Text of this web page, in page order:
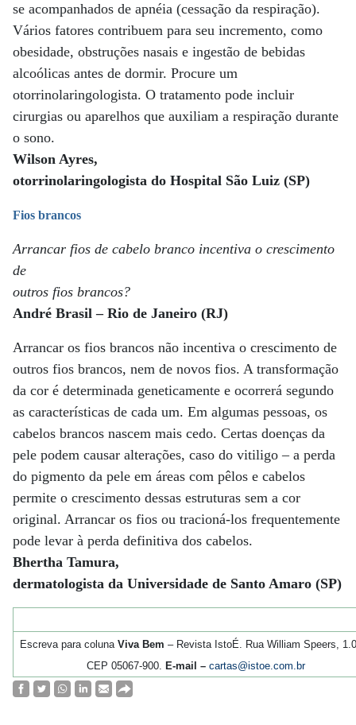
se acompanhados de apnéia (cessação da respiração).
Vários fatores contribuem para seu incremento, como
obesidade, obstruções nasais e ingestão de bebidas
alcoólicas antes de dormir. Procure um
otorrinolaringologista. O tratamento pode incluir
cirurgias ou aparelhos que auxiliam a respiração durante
o sono.
Wilson Ayres,
otorrinolaringologista do Hospital São Luiz (SP)
Fios brancos
Arrancar fios de cabelo branco incentiva o crescimento
de
outros fios brancos?
André Brasil – Rio de Janeiro (RJ)
Arrancar os fios brancos não incentiva o crescimento de
outros fios brancos, nem de novos fios. A transformação
da cor é determinada geneticamente e ocorrerá segundo
as características de cada um. Em algumas pessoas, os
cabelos brancos nascem mais cedo. Certas doenças da
pele podem causar alterações, caso do vitiligo – a perda
do pigmento da pele em áreas com pêlos e cabelos
permite o crescimento dessas estruturas sem a cor
original. Arrancar os fios ou tracioná-los frequentemente
pode levar à perda definitiva dos cabelos.
Bhertha Tamura,
dermatologista da Universidade de Santo Amaro (SP)
Escreva para coluna Viva Bem – Revista IstoÉ. Rua William Speers,
CEP 05067-900. E-mail – cartas@istoe.com.br